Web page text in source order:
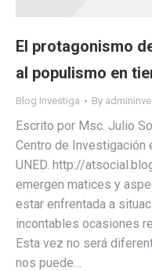
El protagonismo
al populismo en
Blog Investiga By
Escrito por Msc. Julio
Centro de Investigación
UNED. http://
emergen matices y
estar enfrentada a
incontables ocasiones
Esta vez no será
nos puede…